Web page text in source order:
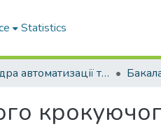
Statistics
Кафедра автоматизації та комп’ютерно-інтегрованих технологій